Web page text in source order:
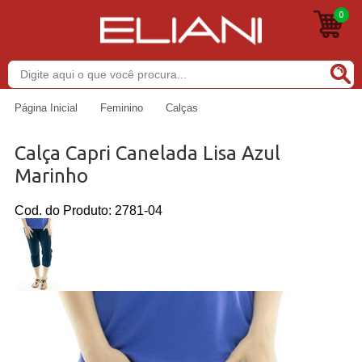
0
Página Inicial Feminino Calças
Calça Capri Canelada Lisa Azul
Marinho
Cod. do Produto: 2781-04